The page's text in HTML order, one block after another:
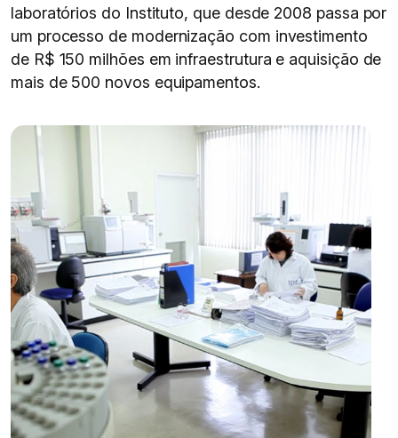
laboratórios do Instituto, que desde 2008 passa por
um processo de modernização com investimento
de R$ 150 milhões em infraestrutura e aquisição de
mais de 500 novos equipamentos.